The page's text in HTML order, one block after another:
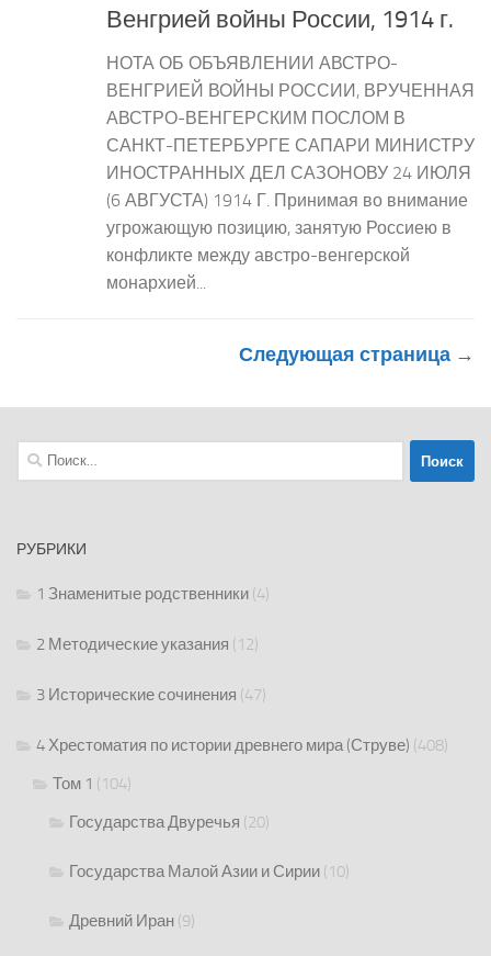
Венгрией войны России, 1914 г.
НОТА ОБ ОБЪЯВЛЕНИИ АВСТРО-
ВЕНГРИЕЙ ВОЙНЫ РОССИИ, ВРУЧЕННАЯ
АВСТРО-ВЕНГЕРСКИМ ПОСЛОМ В
САНКТ-ПЕТЕРБУРГЕ САПАРИ МИНИСТРУ
ИНОСТРАННЫХ ДЕЛ САЗОНОВУ 24 ИЮЛЯ
(6 АВГУСТА) 1914 Г. Принимая во внимание
угрожающую позицию, занятую Россиею в
конфликте между австро-венгерской
монархией...
Следующая страница →
Найти:
РУБРИКИ
1 Знаменитые родственники (4)
2 Методические указания (12)
3 Исторические сочинения (47)
4 Хрестоматия по истории древнего мира (Струве) (408)
Том 1 (104)
Государства Двуречья (20)
Государства Малой Азии и Сирии (10)
Древний Иран (9)